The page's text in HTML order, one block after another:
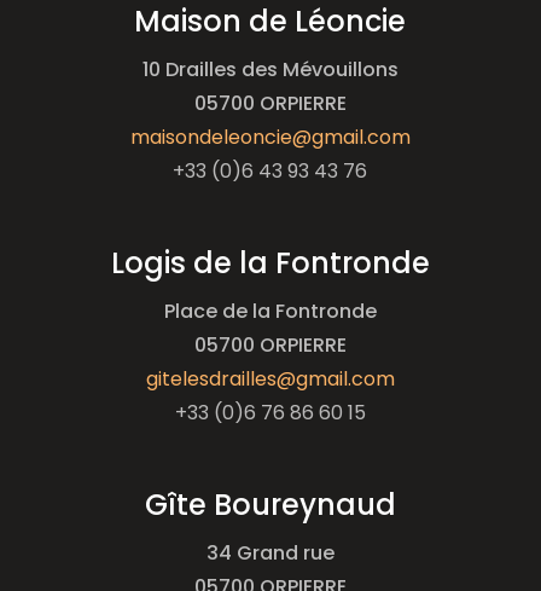
Maison de Léoncie
10 Drailles des Mévouillons
05700 ORPIERRE
maisondeleoncie@gmail.com
+33 (0)6 43 93 43 76
Logis de la Fontronde
Place de la Fontronde
05700 ORPIERRE
gitelesdrailles@gmail.com
+33 (0)6 76 86 60 15
Gîte Boureynaud
34 Grand rue